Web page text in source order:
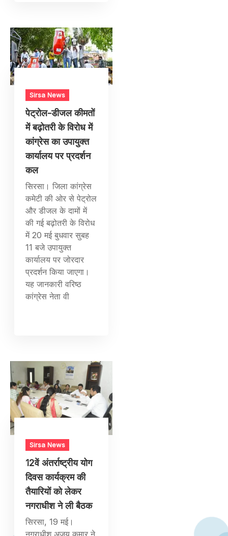
Sirsa News
पेट्रोल-डीजल कीमतों
में बढ़ोतरी के विरोध में
कांग्रेस का उपायुक्त
कार्यालय पर प्रदर्शन
कल
सिरसा। जिला कांग्रेस
कमेटी की ओर से पेट्रोल
और डीजल के दामों में
की गई बढ़ोतरी के विरोध
में 20 मई बुधवार सुबह
11 बजे उपायुक्त
कार्यालय पर जोरदार
प्रदर्शन किया जाएगा।
यह जानकारी वरिष्ठ
कांग्रेस नेता वी
Sirsa News
12वें अंतर्राष्ट्रीय योग
दिवस कार्यक्रम की
तैयारियों को लेकर
नगराधीश ने ली बैठक
सिरसा, 19 मई।